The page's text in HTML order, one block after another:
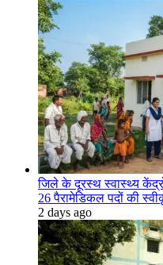
जिले के दूरस्थ स्वास्थ्य
26 पैरामेडिकल पदों की
2 days ago